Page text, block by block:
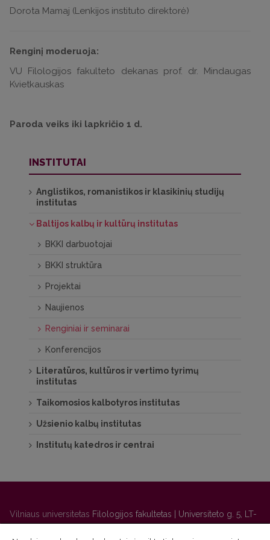
Dorota Mamaj (Lenkijos instituto direktorė)
Renginį moderuoja:
VU Filologijos fakulteto dekanas prof. dr. Mindaugas
Kvietkauskas
Paroda veiks iki lapkričio 1 d.
INSTITUTAI
Anglistikos, romanistikos ir klasikinių studijų
institutas
Baltijos kalbų ir kultūrų institutas
BKKI darbuotojai
BKKI struktūra
Projektai
Naujienos
Renginiai ir seminarai
Konferencijos
Literatūros, kultūros ir vertimo tyrimų
institutas
Taikomosios kalbotyros institutas
Užsienio kalbų institutas
Institutų katedros ir centrai
Vilniaus universitetas Filologijos fakultetas | Universiteto g. 5, LT-
01131 Vilnius